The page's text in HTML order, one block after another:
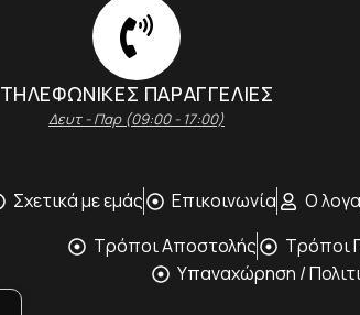
ΤΗΛΕΦΩΝΙΚΕΣ ΠΑΡΑΓΓΕΛΙΕΣ
Δευτ - Παρ (09:00 - 17:00)
Σχετικά με εμάς Επικοινωνία Ο
Τρόποι Αποστολής
Tρόποι
Υπαναχώρηση /